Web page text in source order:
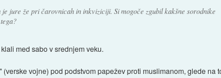
jure že pri čarovnicah in inkviziciji. Si mogoče zgubil kakšne sorodnike
med sabo v srednjem veku.
vojne) pod podstvom papežev proti muslimanom, glede na